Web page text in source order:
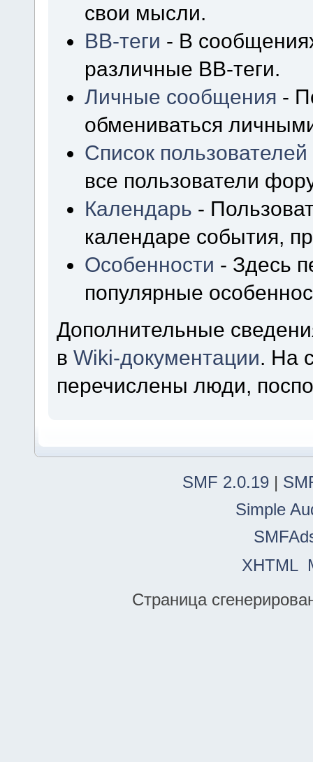
свои мысли.
BB-теги - В
различные BB-теги.
Личные сообщения -
обмениваться
Список пользователей
все пользователи
Календарь -
календаре события,
Особенности - Здесь
популярные
Дополнительные
вWiki-документации. На
перечислены люди,
SMF 2.0.19 |
Simple
XHTML
Страница